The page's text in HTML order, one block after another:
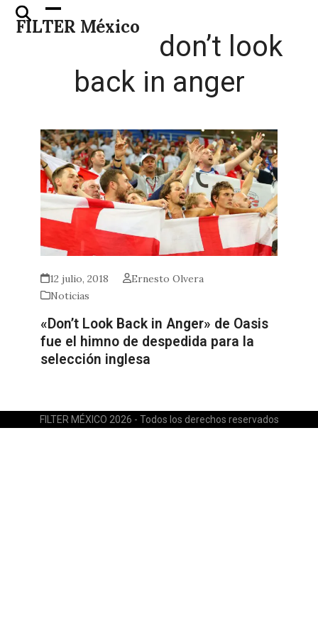
Skip
FILTER México
Open
mobile
Close
mobile
don’t look
back in anger
12 julio, 2018
Ernesto Olvera
Noticias
«Don’t Look Back in Anger» de Oasis
fue el himno de despedida para la
selección inglesa
FILTER MÉXICO 2026 - Todos los derechos reservados